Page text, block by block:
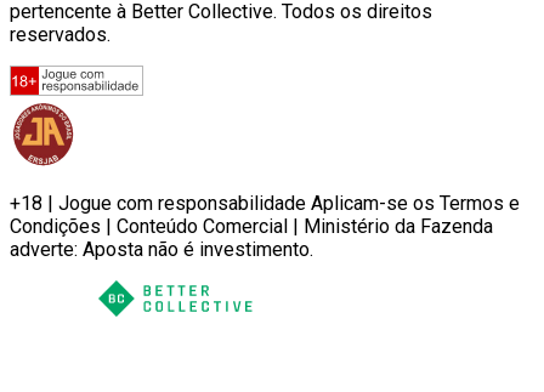
pertencente à Better Collective. Todos os direitos
reservados.
+18 | Jogue com responsabilidade Aplicam-se os Termos e
Condições | Conteúdo Comercial | Ministério da Fazenda
adverte: Aposta não é investimento.